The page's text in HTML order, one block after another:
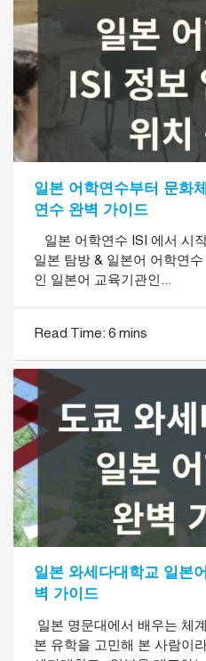
일본 어학연수부터 문화
연수 완벽 가이드
일본 어학연수 ISI 에서 시
일본 탐방 & 일본어 어학연
인 일본어 교육기관인...
Read Time: 6 mins
일본 와세다대학교 일본
벽 가이드
일본 명문대에서 배우는 체
본 유학을 고민해 본 사람이